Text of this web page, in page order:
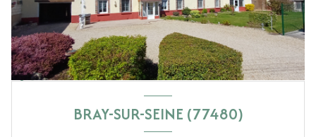
BRAY-SUR-SEINE (77480)